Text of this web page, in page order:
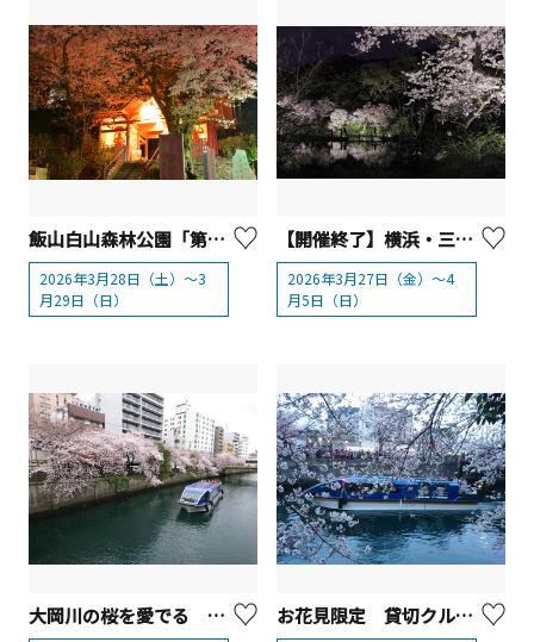
飯山白山森林公園「第62回あつぎ飯山桜まつり」
2026年3月28日（土）～3
月29日（日）
【開催終了】横浜・三溪園 桜ライトアップ
2026年3月27日（金）～4
月5日（日）
大岡川の桜を愛でる 桜鑑賞クルーズ お花見限定 貸切クルーズ